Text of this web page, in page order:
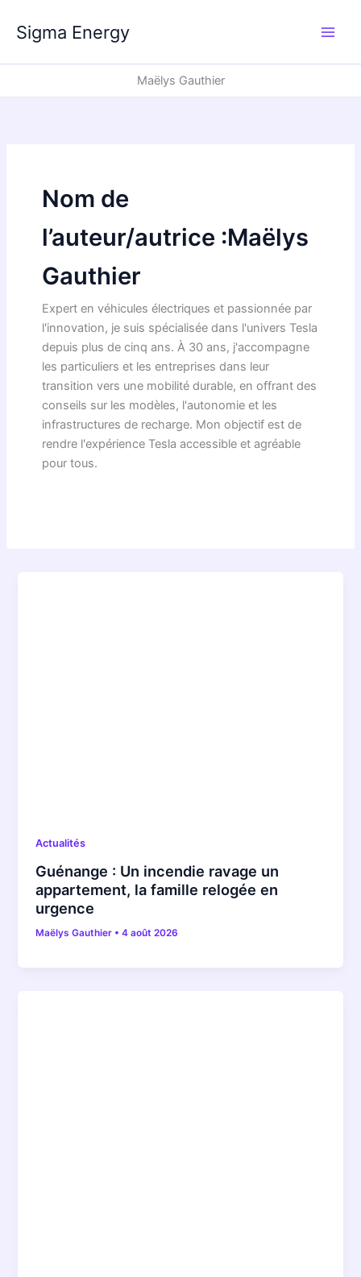
contenu
Sigma Energy
Maëlys Gauthier
Nom de
l’auteur/autrice :Maëlys
Gauthier
Expert en véhicules électriques et passionnée par
l'innovation, je suis spécialisée dans l'univers Tesla
depuis plus de cinq ans. À 30 ans, j'accompagne
les particuliers et les entreprises dans leur
transition vers une mobilité durable, en offrant des
conseils sur les modèles, l'autonomie et les
infrastructures de recharge. Mon objectif est de
rendre l'expérience Tesla accessible et agréable
pour tous.
Actualités
Guénange : Un incendie ravage un
appartement, la famille relogée en
urgence
Maëlys Gauthier •4 août 2026